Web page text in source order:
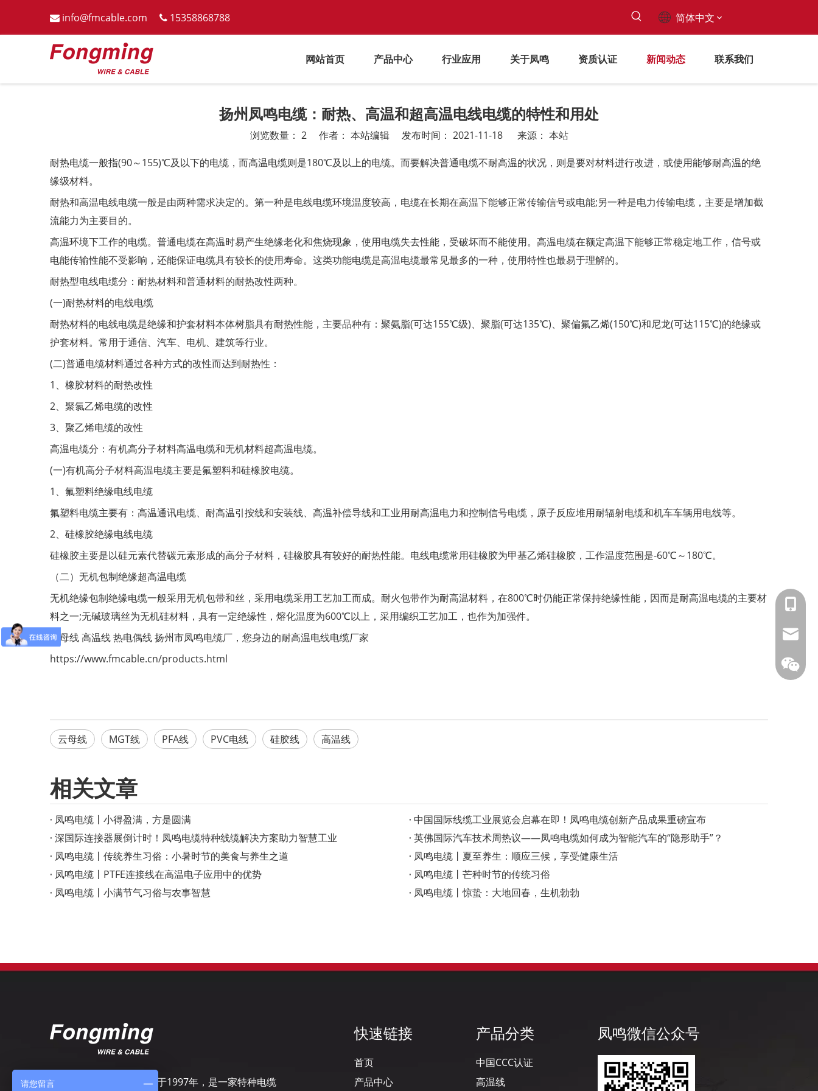
 info@fmcable.com  15358868788 简体中文
网站首页 产品中心 行业应用 关于凤鸣 资质认证 新闻动态 联系我们
扬州凤鸣电缆：耐热、高温和超高温电线电缆的特性和用处
浏览数量： 2作者： 本站编辑 发布时间： 2021-11-18 来源： 本站
["wechat","weibo","qzone","douban","email"]
耐热电缆一般指(90～155)℃及以下的电缆，而高温电缆则是180℃及以上的电缆。而要解决普通电缆不耐高温的状况，则是要对材料进行改进，或使用能够耐高温的绝
缘级材料。
耐热和高温电线电缆一般是由两种需求决定的。第一种是电线电缆环境温度较高，电缆在长期在高温下能够正常传输信号或电能;另一种是电力传输电缆，主要是增加截
流能力为主要目的。
高温环境下工作的电缆。普通电缆在高温时易产生绝缘老化和焦烧现象，使用电缆失去性能，受破坏而不能使用。高温电缆在额定高温下能够正常稳定地工作，信号或
电能传输性能不受影响，还能保证电缆具有较长的使用寿命。这类功能电缆是高温电缆最常见最多的一种，使用特性也最易于理解的。
耐热型电线电缆分：耐热材料和普通材料的耐热改性两种。
(一)耐热材料的电线电缆
耐热材料的电线电缆是绝缘和护套材料本体树脂具有耐热性能，主要品种有：聚氨脂(可达155℃级)、聚脂(可达135℃)、聚偏氟乙烯(150℃)和尼龙(可达115℃)的绝缘或
护套材料。常用于通信、汽车、电机、建筑等行业。
(二)普通电缆材料通过各种方式的改性而达到耐热性：
1、橡胶材料的耐热改性
2、聚氯乙烯电缆的改性
3、聚乙烯电缆的改性
高温电缆分：有机高分子材料高温电缆和无机材料超高温电缆。
(一)有机高分子材料高温电缆主要是氟塑料和硅橡胶电缆。
1、氟塑料绝缘电线电缆
氟塑料电缆主要有：高温通讯电缆、耐高温引按线和安装线、高温补偿导线和工业用耐高温电力和控制信号电缆，原子反应堆用耐辐射电缆和机车车辆用电线等。
2、硅橡胶绝缘电线电缆
硅橡胶主要是以硅元素代替碳元素形成的高分子材料，硅橡胶具有较好的耐热性能。电线电缆常用硅橡胶为甲基乙烯硅橡胶，工作温度范围是-60℃～180℃。
（二）无机包制绝缘超高温电缆
无机绝缘包制绝缘电缆一般采用无机包带和丝，采用电缆采用工艺加工而成。耐火包带作为耐高温材料，在800℃时仍能正常保持绝缘性能，因而是耐高温电缆的主要材
料之一;无碱玻璃丝为无机硅材料，具有一定绝缘性，熔化温度为600℃以上，采用编织工艺加工，也作为加强件。
云母线高温线热电偶线扬州市凤鸣电缆厂，您身边的耐高温电线电缆厂家
https://www.fmcable.cn/products.html
云母线 MGT线 PFA线 PVC电线 硅胶线 高温线
相关文章
凤鸣电缆丨小得盈满，方是圆满
‌中国国际线缆工业展览会启幕在即！凤鸣电缆创新产品成果重磅宣布
深国际连接器展倒计时！凤鸣电缆特种线缆解决方案助力智慧工业
英佛国际汽车技术周热议——凤鸣电缆如何成为智能汽车的“隐形助手”？
凤鸣电缆丨传统养生习俗：小暑时节的美食与养生之道
凤鸣电缆丨夏至养生：顺应三候，享受健康生活
凤鸣电缆丨PTFE连接线在高温电子应用中的优势
凤鸣电缆丨芒种时节的传统习俗
凤鸣电缆丨小满节气习俗与农事智慧
凤鸣电缆丨惊蛰：大地回春，生机勃勃
扬州市凤鸣电缆厂，成立于1997年，是一家特种电缆
快速链接
首页
产品中心
产品分类
中国CCC认证
高温线
凤鸣微信公众号
请您留言